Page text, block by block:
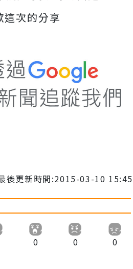
次的分享
後更新時間:2015-03-10 15:45
0 0 0